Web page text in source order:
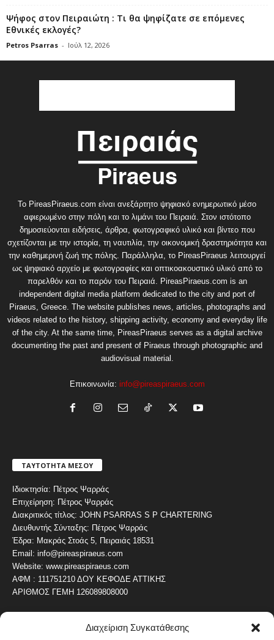
Διαχείριση Συγκατάθεσης
Ψήφος στον Πειραιώτη : Τι θα ψηφίζατε σε επόμενες
Εθνικές εκλογές?
Petros Psarras - Ιούλ 12, 2026
Το PireasPiraeus.com είναι ανεξάρτητο ψηφιακό ενημερωτικό μέσο
αφιερωμένο στην πόλη και το λιμάνι του Πειραιά. Στον ιστότοπο
δημοσιεύονται ειδήσεις, άρθρα, φωτογραφικό υλικό και βίντεο που
σχετίζονται με την ιστορία, τη ναυτιλία, την οικονομική δραστηριότητα και
την καθημερινή ζωή της πόλης. Παράλληλα, το PireasPiraeus λειτουργεί
ως ψηφιακό αρχείο με φωτογραφίες και οπτικοακουστικό υλικό από το
παρελθόν και το παρόν του Πειραιά. PireasPiraeus.com is an
independent digital media platform dedicated to the city and port of
Piraeus, Greece. The website publishes news, articles, photographs and
videos related to the history, shipping activity, economy and everyday life
of the city. At the same time, PireasPiraeus serves as a digital archive
documenting the past and present of Piraeus through photographic and
audiovisual material.
Επικοινωνία: info@pireaspiraeus.com
ΤΑΥΤΟΤΗΤΑ ΜΕΣΟΥ
Ιδιοκτησία: Πέτρος Ψαρράς
Επιχείρηση: Πέτρος Ψαρράς
Διακριτικός τίτλος: JOHN PSARRAS S P CHARTERING
Διευθυντής Σύνταξης: Πέτρος Ψαρράς
Έδρα: Μακράς Στοάς 5, Πειραιάς 18531
Email: info@pireaspiraeus.com
Website: www.pireaspiraeus.com
ΑΦΜ : 111751210 ΔΟΥ ΚΕΦΟΔΕ ΑΤΤΙΚΗΣ
ΑΡΙΘΜΟΣ ΓΕΜΗ 126089808000
ΔΗΜΟΦΙΛΗ ΚΑΤΗΓΟΡΙΑ